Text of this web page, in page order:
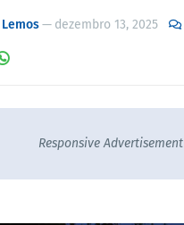
— dezembro 13, 2025
Responsive Advertisement